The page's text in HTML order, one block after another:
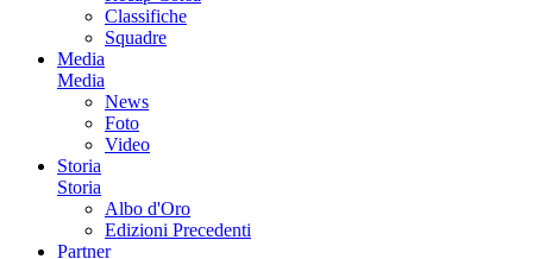
Classifiche
Squadre
Media
Media
News
Foto
Video
Storia
Storia
Albo d'Oro
Edizioni Precedenti
Partner